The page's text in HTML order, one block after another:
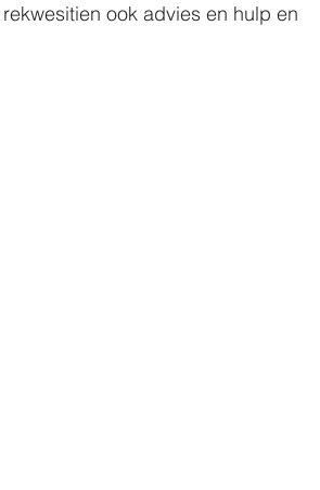
ook advies en hulp en